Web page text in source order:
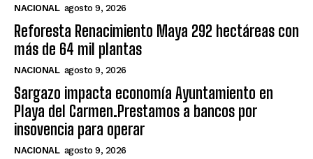
NACIONAL agosto 9, 2026
Reforesta Renacimiento Maya 292 hectáreas con
más de 64 mil plantas
NACIONAL agosto 9, 2026
Sargazo impacta economía Ayuntamiento en
Playa del Carmen.Prestamos a bancos por
insovencia para operar
NACIONAL agosto 9, 2026